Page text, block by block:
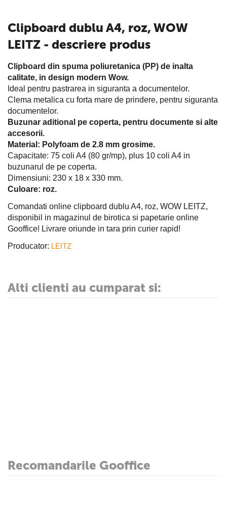
Clipboard dublu A4, roz, WOW
LEITZ - descriere produs
Clipboard din spuma poliuretanica (PP) de inalta
calitate, in design modern Wow.
Ideal pentru pastrarea in siguranta a documentelor.
Clema metalica cu forta mare de prindere, pentru siguranta
documentelor.
Buzunar aditional pe coperta, pentru documente si alte
accesorii.
Material: Polyfoam de 2.8 mm grosime.
Capacitate: 75 coli A4 (80 gr/mp), plus 10 coli A4 in
buzunarul de pe coperta.
Dimensiuni: 230 x 18 x 330 mm.
Culoare: roz.
Comandati online clipboard dublu A4, roz, WOW LEITZ,
disponibil in magazinul de birotica si papetarie online
Gooffice! Livrare oriunde in tara prin curier rapid!
Producator: LEITZ
Alti clienti au cumparat si:
Recomandarile Gooffice